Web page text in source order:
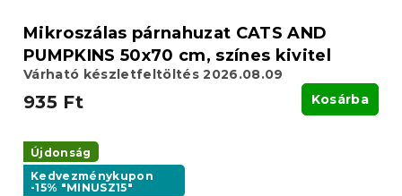
Mikroszálas párnahuzat CATS AND
PUMPKINS 50x70 cm, színes kivitel
Várható készletfeltöltés 2026.08.09
935 Ft Kosárba
Újdonság
Kedvezménykupon
-15% "MINUSZ15"